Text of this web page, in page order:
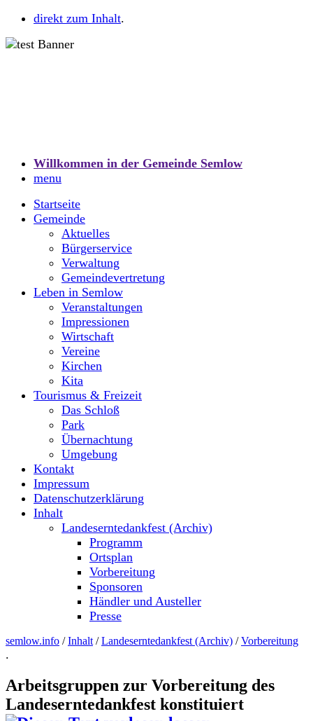
direkt zum Inhalt.
Willkommen in der Gemeinde Semlow
menu
Startseite
Gemeinde
Aktuelles
Bürgerservice
Verwaltung
Gemeindevertretung
Leben in Semlow
Veranstaltungen
Impressionen
Wirtschaft
Vereine
Kirchen
Kita
Tourismus & Freizeit
Das Schloß
Park
Übernachtung
Umgebung
Kontakt
Impressum
Datenschutzerklärung
Inhalt
Landeserntedankfest (Archiv)
Programm
Ortsplan
Vorbereitung
Sponsoren
Händler und Austeller
Presse
semlow.info /Inhalt /Landeserntedankfest (Archiv) /Vorbereitung
.
Arbeitsgruppen zur Vorbereitung des
Landeserntedankfest konstituiert